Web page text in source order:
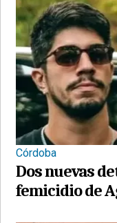
Córdoba
Dos nuevas
femicidio de